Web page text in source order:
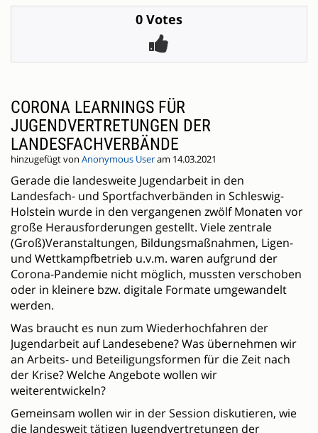
0 Votes
CORONA LEARNINGS FÜR
JUGENDVERTRETUNGEN DER
LANDESFACHVERBÄNDE
hinzugefügt von Anonymous Useram 14.03.2021
Gerade die landesweite Jugendarbeit in den
Landesfach- und Sportfachverbänden in Schleswig-
Holstein wurde in den vergangenen zwölf Monaten vor
große Herausforderungen gestellt. Viele zentrale
(Groß)Veranstaltungen, Bildungsmaßnahmen, Ligen-
und Wettkampfbetrieb u.v.m. waren aufgrund der
Corona-Pandemie nicht möglich, mussten verschoben
oder in kleinere bzw. digitale Formate umgewandelt
werden.
Was braucht es nun zum Wiederhochfahren der
Jugendarbeit auf Landesebene? Was übernehmen wir
an Arbeits- und Beteiligungsformen für die Zeit nach
der Krise? Welche Angebote wollen wir
weiterentwickeln?
Gemeinsam wollen wir in der Session diskutieren, wie
die landesweit tätigen Jugendvertretungen der